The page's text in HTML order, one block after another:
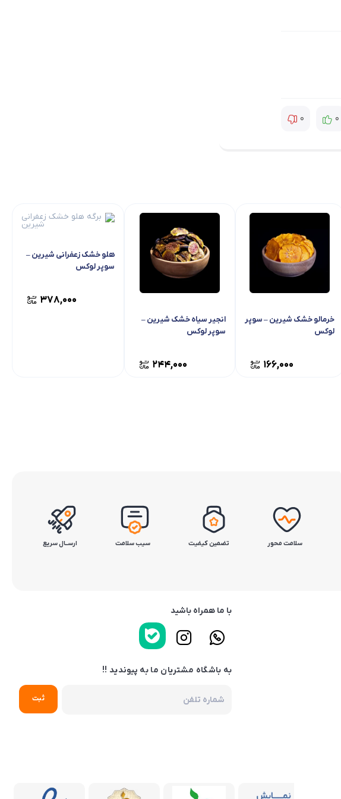
0
0
خرمالو خشک شیرین – سوپر
لوکس
166,000
انجیر سیاه خشک شیرین –
سوپر لوکس
244,000
هلو خشک زعفرانی شیرین –
سوپر لوکس
378,000
سلامت محور تضمین کیفیت سیب سلامت ارســال سریع
با ما همراه باشید
به باشگاه مشتریان ما به پیوندید !!